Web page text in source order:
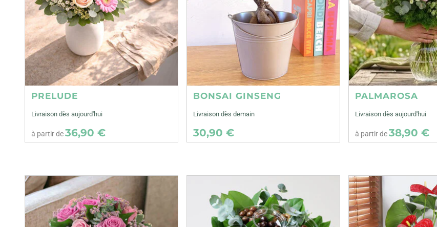
PRELUDE
Livraison dès aujourd'hui
à partir de36,90 €
BONSAI GINSENG
Livraison dès demain
30,90 €
PALMAROSA
Livraison dès aujourd'hui
à partir de38,90 €